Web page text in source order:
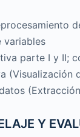
variables
parte I y II;
(Visualización
Y